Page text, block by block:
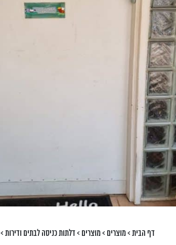
דף הבית>מוצרים >מוצרים >דלתות כניסה לבתים ודירות>